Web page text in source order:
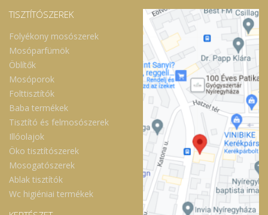
TISZTÍTÓSZEREK
Folyékony mosószerek
Mosóparfümök
Öblítők
Mosóporok
Folttisztítók
Baba termékek
Tisztító és felmosószerek
Illóolajok
Öko tisztítószerek
Mosogatószerek
Ablak tisztítók
Wc higiéniai termékek